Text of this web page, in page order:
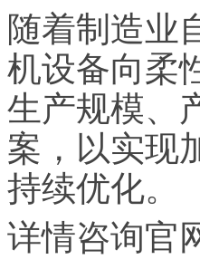
随着制造业
机设备向柔
生产规模、
案，以实现
持续优化。
详情咨询官